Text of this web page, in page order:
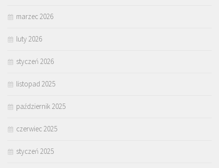
marzec 2026
luty 2026
styczeń 2026
listopad 2025
październik 2025
czerwiec 2025
styczeń 2025